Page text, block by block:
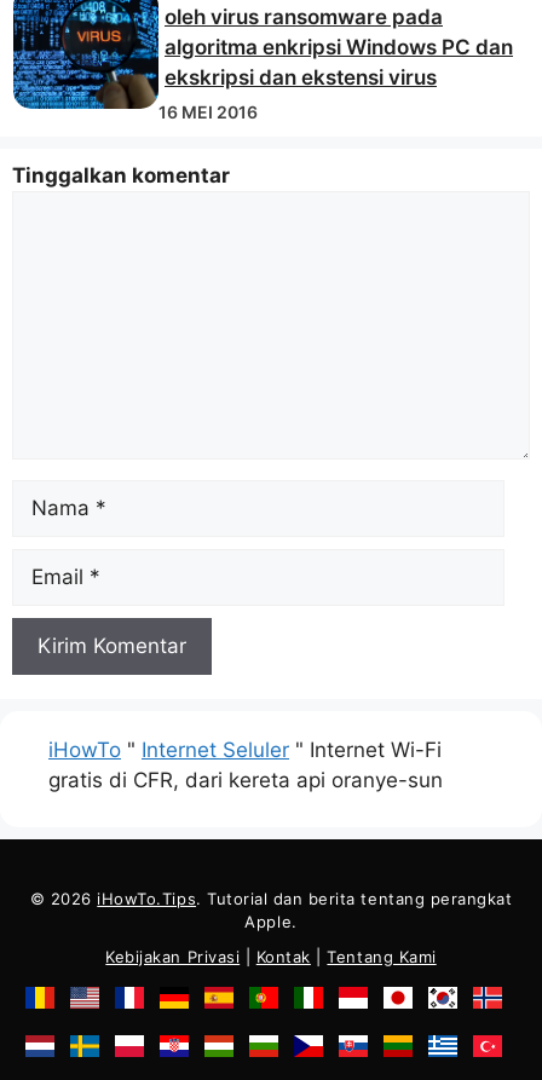
oleh virus ransomware pada
algoritma enkripsi Windows PC dan
ekskripsi dan ekstensi virus
16 MEI 2016
Tinggalkan komentar
Nama
Surel
iHowTo " Internet Seluler " Internet Wi-Fi
gratis di CFR, dari kereta api oranye-sun
© 2026 iHowTo.Tips. Tutorial dan berita tentang perangkat
Apple.
Kebijakan Privasi
Kontak |Tentang Kami